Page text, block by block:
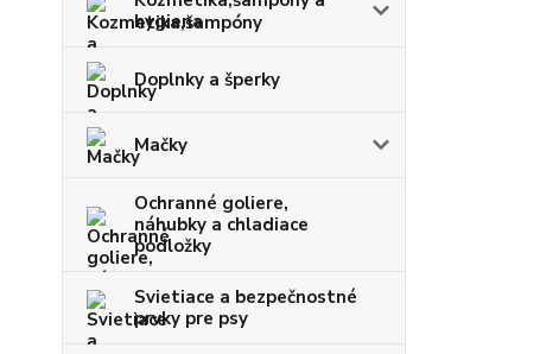
hygiena
Doplnky a šperky
Mačky
Ochranné goliere,
náhubky a chladiace
podložky
Svietiace a bezpečnostné
prvky pre psy